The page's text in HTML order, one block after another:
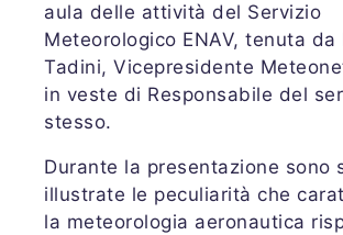
aula delle attività del Servizio
Meteorologico ENAV, tenuta da
Tadini, Vicepresidente
in veste di Responsabile del
stesso.
Durante la presentazione sono
illustrate le peculiarità che
la meteorologia aeronautica